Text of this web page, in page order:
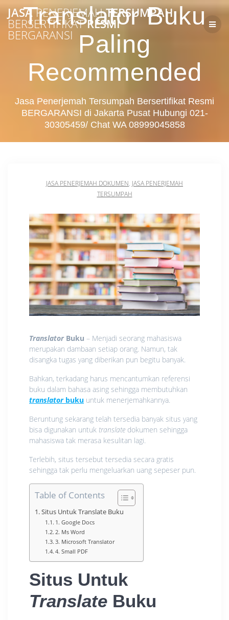
to
content
JASAPENERJEMAHTERSUMPAH
BERSERTIFIKATRESMI
BERGARANSI
Translator Buku
Paling
Recommended
Jasa Penerjemah Tersumpah Bersertifikat Resmi
BERGARANSI di Jakarta Pusat Hubungi 021-
30305459/ Chat WA 08999045858
JASA PENERJEMAH DOKUMEN, JASA PENERJEMAH
TERSUMPAH
TranslatorBuku – Menjadi seorang mahasiswa
merupakan dambaan setiap orang. Namun, tak
disangka tugas yang diberikan pun begitu banyak.
Bahkan, terkadang harus mencantumkan referensi
buku dalam bahasa asing sehingga membutuhkan
translatorbuku untuk menerjemahkannya.
Beruntung sekarang telah tersedia banyak situs yang
bisa digunakan untuk translate dokumen sehingga
mahasiswa tak merasa kesulitan lagi.
Terlebih, situs tersebut tersedia secara gratis
sehingga tak perlu mengeluarkan uang sepeser pun.
Table of Contents
Situs Untuk Translate Buku
1. Google Docs
2. Ms Word
3. Microsoft Translator
4. Small PDF
Situs Untuk
Translate Buku